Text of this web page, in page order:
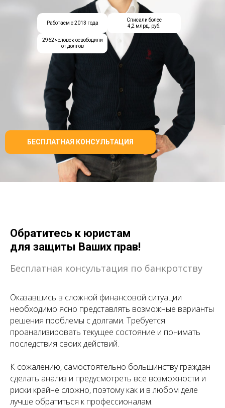
БЕСПЛАТНАЯ КОНСУЛЬТАЦИЯ
Работаем с 2013 года
Списали более
4,2 млрд. руб.
2962 человек освободили
от долгов
Обратитесь к юристам
для защиты Ваших прав!
Бесплатная консультация по банкротству
Оказавшись в сложной финансовой ситуации
необходимо ясно представлять возможные варианты
решения проблемы с долгами. Требуется
проанализировать текущее состояние и понимать
последствия своих действий.
К сожалению, самостоятельно большинству граждан
сделать анализ и предусмотреть все возможности и
риски крайне сложно, поэтому как и в любом деле
лучше обратиться к профессионалам.